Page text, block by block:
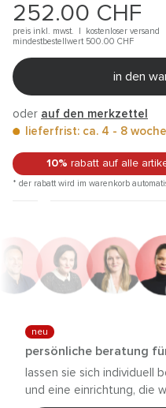
252.00 CHF
preis inkl. mwst. |
kostenloser versand
mindestbestellwert 500.00 CHF
in den
oder auf den merkzettel
lieferfrist: ca. 4 - 8
10% rabatt auf alle
* der rabatt wird im warenkorb
neu
persönliche beratung
lassen sie sich individuell
und eine einrichtung, die